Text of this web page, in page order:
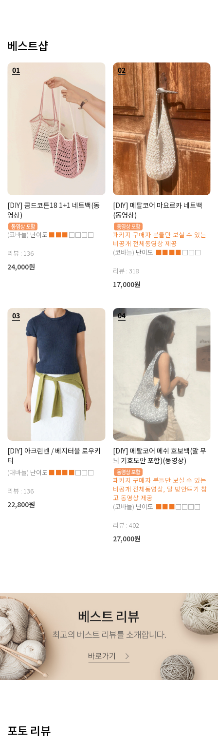
베스트샵
01
[DIY] 콤드코튼18 1+1 네트백(동
영상)
(코바늘) 난이도 ■■■□□□□
리뷰 : 136
24,000원
02
[DIY] 메탈코어 마요르카 네트백
(동영상)
패키지 구매자 분들만 보실 수 있는
비공개 전체동영상 제공
(코바늘) 난이도 ■■■■□□□
리뷰 : 318
17,000원
03
[DIY] 아크린넨 / 베지터블 로우키
티
(대바늘) 난이도 ■■■■□□□
리뷰 : 136
22,800원
04
[DIY] 메탈코어 메쉬 호보백(말 무
늬 기호도안 포함)(동영상)
패키지 구매자 분들만 보실 수 있는
비공개 전체동영상, 말 방안뜨기 참
고 동영상 제공
(코바늘) 난이도 ■■■□□□□
리뷰 : 402
27,000원
포토 리뷰